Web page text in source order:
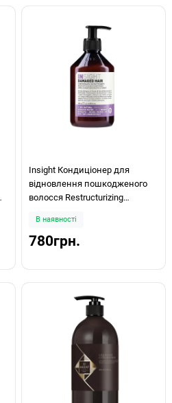
Insight Кондиціонер для
відновлення пошкодженого
волосся Restructurizing
В наявності
780грн.